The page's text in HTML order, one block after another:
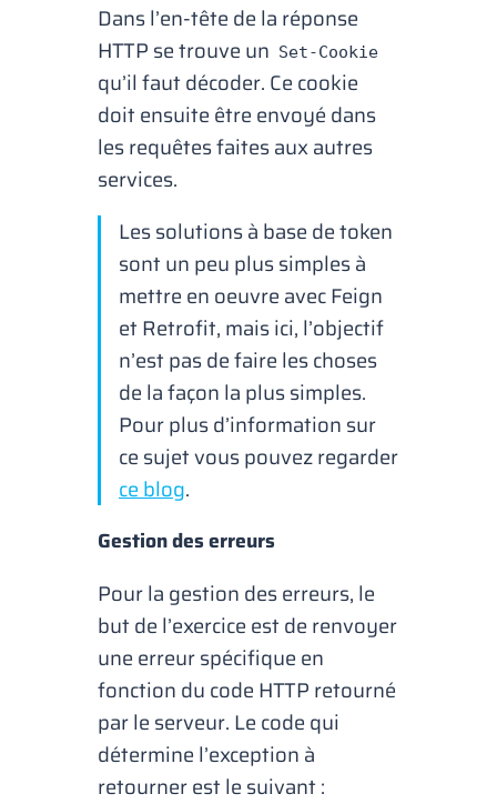
Dans l’en-tête de la réponse
HTTP se trouve un Set-Cookie
qu’il faut décoder. Ce cookie
doit ensuite être envoyé dans
les requêtes faites aux autres
services.
Les solutions à base detoken
sont un peu plus simples à
mettre en oeuvre avec Feign
et Retrofit, mais ici, l’objectif
n’est pas de faire les choses
de la façon la plus simples.
Pour plus d’information sur
ce sujet vous pouvez regarder
ce blog.
Gestion des erreurs
Pour la gestion des erreurs, le
but de l’exercice est de renvoyer
une erreur spécifique en
fonction du code HTTP retourné
par le serveur. Le code qui
détermine l’exception à
retourner est le suivant :